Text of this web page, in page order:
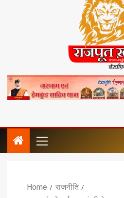
Home
राजनीति